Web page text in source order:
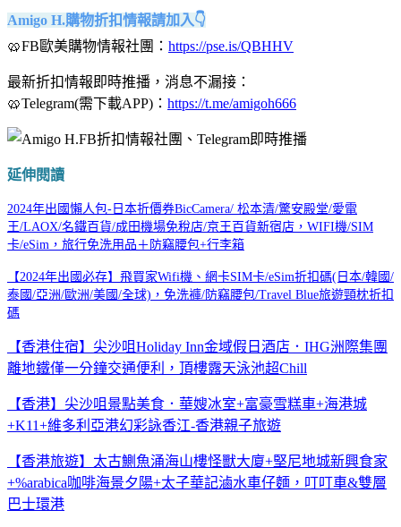
Amigo H.購物折扣情報請加入👇
🥨FB歐美購物情報社團： https://pse.is/QBHHV
最新折扣情報即時推播，消息不漏接：
🥨Telegram(需下載APP)： https://t.me/amigoh666
延伸閱讀
2024年出國懶人包-日本折價券BicCamera/ 松本清/驚安殿堂/愛電
王/LAOX/名鐵百貨/成田機場免稅店/京王百貨新宿店，WIFI機/SIM
卡/eSim，旅行免洗用品＋防竊腰包+行李箱
【2024年出國必存】飛買家Wifi機、網卡SIM卡/eSim折扣碼(日本/韓國/
泰國/亞洲/歐洲/美國/全球)，免洗褲/防竊腰包/Travel Blue旅遊頸枕折扣
碼
【香港住宿】尖沙咀Holiday Inn金域假日酒店．IHG洲際集團
離地鐵僅一分鐘交通便利，頂樓露天泳池超Chill
【香港】尖沙咀景點美食．華嫂冰室+富豪雪糕車+海港城
+K11+維多利亞港幻彩詠香江-香港親子旅遊
【香港旅遊】太古鰂魚涌海山樓怪獸大廈+堅尼地城新興食家
+%arabica咖啡海景夕陽+太子華記滷水車仔麵，叮叮車&雙層
巴士環港